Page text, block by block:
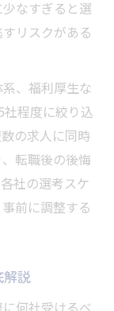
なすぎると選
リスクがある
、福利厚生な
程度に絞り込
の求人に同時
転職後の後悔
社の選考スケ
前に調整する
解説
何社受けるべ